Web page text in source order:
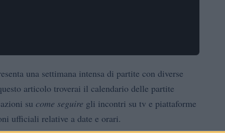
una settimana intensa di partite con diverse
articolo troverai il calendario delle partite
su come seguire gli incontri su tv e piattaforme
ufficiali relative a date e orari.